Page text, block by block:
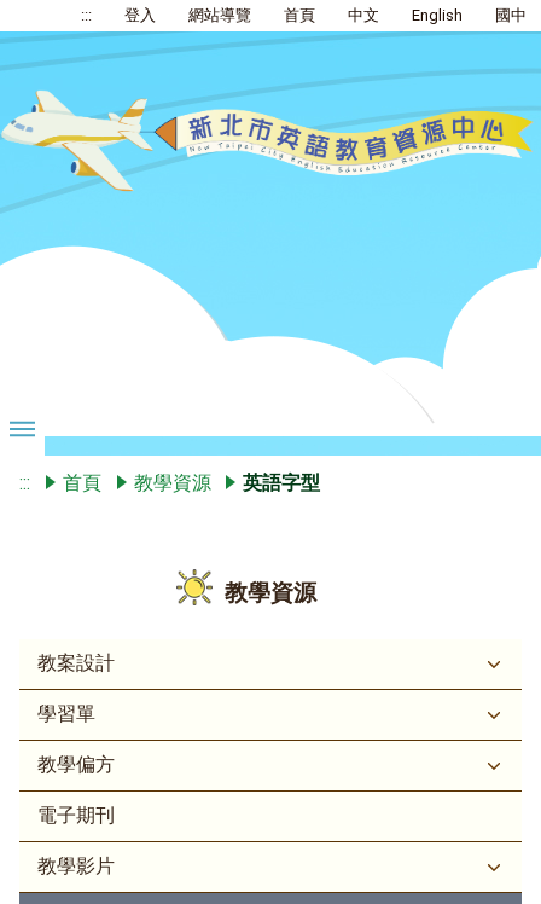
::: 登入 網站導覽 首頁 中文 English 國中
::: 首頁 教學資源 英語字型
教學資源
教案設計
學習單
教學偏方
電子期刊
教學影片